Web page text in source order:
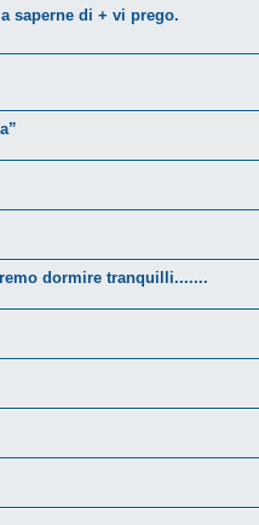
saperne di + vi prego.
dormire tranquilli.......